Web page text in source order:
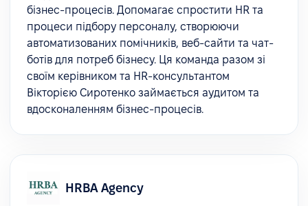
бізнес-процесів. Допомагає спростити HR та
процеси підбору персоналу, створюючи
автоматизованих помічників, веб-сайти та чат-
ботів для потреб бізнесу. Ця команда разом зі
своїм керівником та HR-консультантом
Вікторією Сиротенко займається аудитом та
вдосконаленням бізнес-процесів.
HRBA Agency